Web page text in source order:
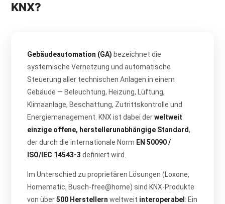
KNX?
Gebäudeautomation (GA) bezeichnet die
systemische Vernetzung und automatische
Steuerung aller technischen Anlagen in einem
Gebäude — Beleuchtung, Heizung, Lüftung,
Klimaanlage, Beschattung, Zutrittskontrolle und
Energiemanagement. KNX ist dabei derweltweit
einzige offene, herstellerunabhängige Standard,
der durch die internationale Norm EN 50090 /
ISO/IEC 14543-3 definiert wird.
Im Unterschied zu proprietären Lösungen (Loxone,
Homematic, Busch-free@home) sind KNX-Produkte
von über500 Herstellern weltweit interoperabel : Ein